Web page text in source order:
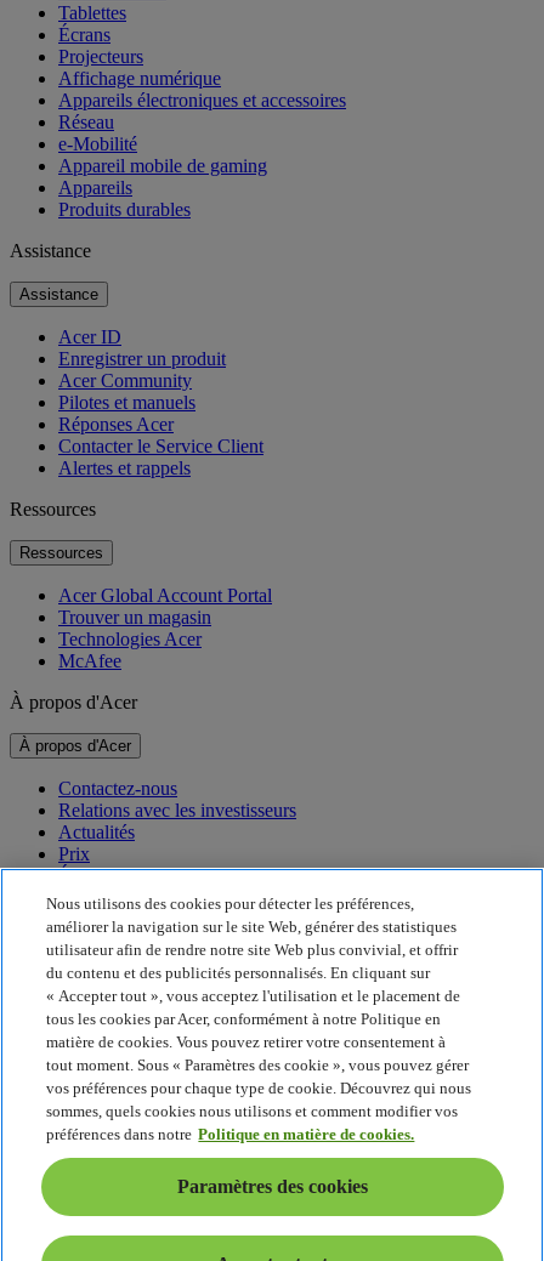
Tablettes
Écrans
Projecteurs
Affichage numérique
Appareils électroniques et accessoires
Réseau
e-Mobilité
Appareil mobile de gaming
Appareils
Produits durables
Assistance
Assistance
Acer ID
Enregistrer un produit
Acer Community
Pilotes et manuels
Réponses Acer
Contacter le Service Client
Alertes et rappels
Ressources
Ressources
Acer Global Account Portal
Trouver un magasin
Technologies Acer
McAfee
À propos d'Acer
À propos d'Acer
Contactez-nous
Relations avec les investisseurs
Actualités
Prix
Événements
Développement durable
Développement durable
Responsabilité sociale de l'entreprise
Empreinte carbone du produit
Project Humanity
Earthion
Politique de confidentialité
Politique en matière de cookies
Mentions légales
Informations légales supplémentaires
Politique en matière d'accessibilité
Paramètres des cookies
France - Français
Nous utilisons des cookies pour détecter les préférences,
améliorer la navigation sur le site Web, générer des statistiques
utilisateur afin de rendre notre site Web plus convivial, et offrir
du contenu et des publicités personnalisés. En cliquant sur
« Accepter tout », vous acceptez l'utilisation et le placement de
tous les cookies par Acer, conformément à notre Politique en
matière de cookies. Vous pouvez retirer votre consentement à
tout moment. Sous « Paramètres des cookie », vous pouvez gérer
vos préférences pour chaque type de cookie. Découvrez qui nous
sommes, quels cookies nous utilisons et comment modifier vos
préférences dans notre Politique en matière de cookies.
Paramètres des cookies